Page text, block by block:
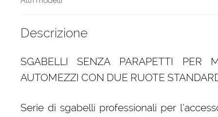
Descrizione
SGABELLI SENZA PARAPETTI PER
AUTOMEZZI CON DUE RUOTE
Serie di sgabelli professionali per